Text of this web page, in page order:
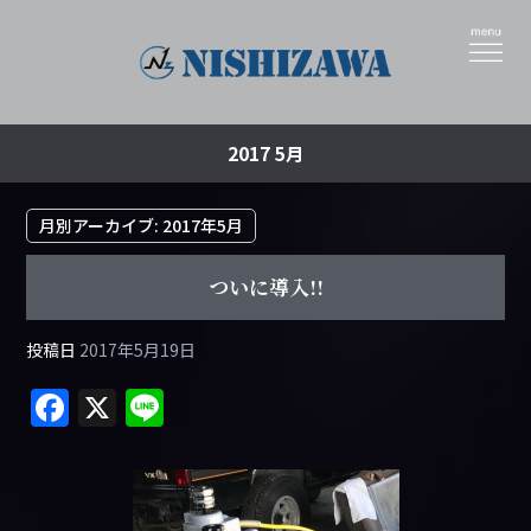
2017 5月
月別アーカイブ: 2017年5月
ついに導入!!
投稿日 2017年5月19日
F X
e